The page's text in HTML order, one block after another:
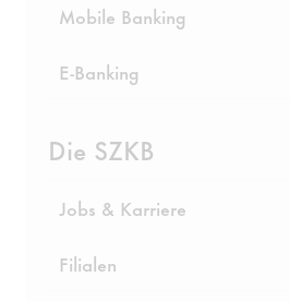
Mobile Banking
E-Banking
Die SZKB
Jobs & Karriere
Filialen